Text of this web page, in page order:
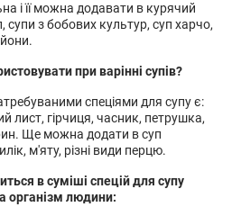
і її можна додавати в курячий
супи з бобових культур, суп харчо,
при варінні супів?
спеціями для супу є:
лист, гірчиця, часник, петрушка,
Ще можна додати в суп
м'яту, різні види перцю.
в суміші спецій для супу
організм людини: